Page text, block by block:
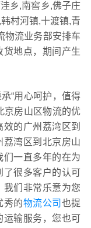
乡,南窖乡,佛子庄
村河镇,十渡镇,青
物流业务部安排车
地点，期间产生
“用心呵护，值得
京房山区物流的优
的广州荔湾区到
湾区到北京房山
们一直多年的在为
很多客户的认可
们非常乐意为您
秀的物流公司 也提
输服务，您也可